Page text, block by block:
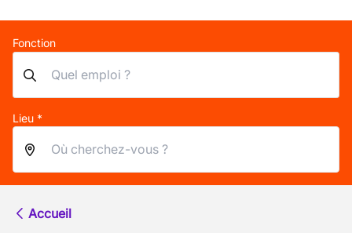
Fonction
Lieu *
Accueil